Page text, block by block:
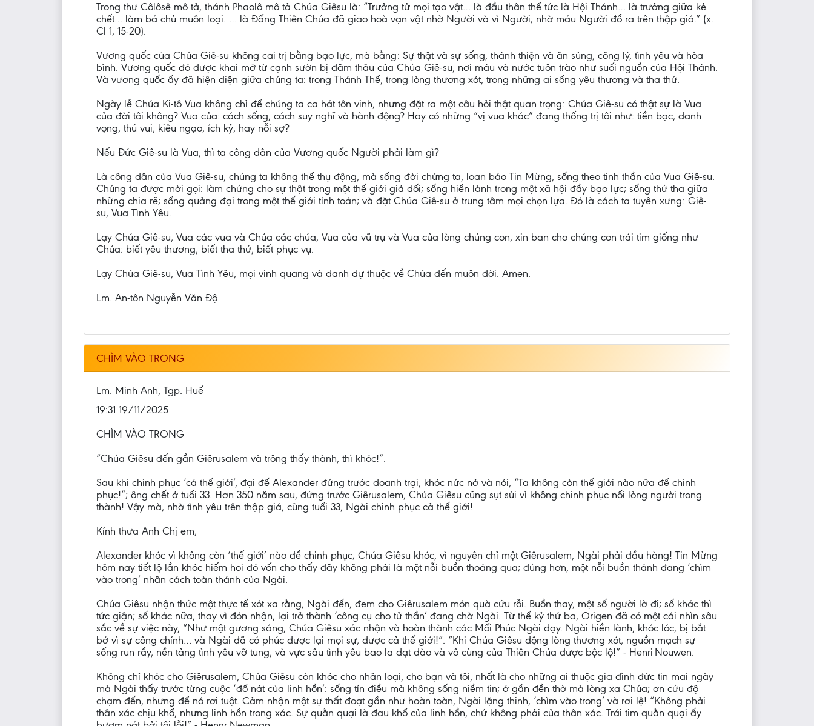
Trong thư Côlôsê mô tả, thánh Phaolô mô tả Chúa Giêsu là: “Trưởng tử mọi tạo vật… là đầu thân thể tức là Hội Thánh… là trưởng giữa kẻ
chết… làm bá chủ muôn loại. … là Đấng Thiên Chúa đã giao hoà vạn vật nhờ Người và vì Người; nhờ máu Người đổ ra trên thập giá.” (x.
Cl 1, 15-20).
Vương quốc của Chúa Giê-su không cai trị bằng bạo lực, mà bằng: Sự thật và sự sống, thánh thiện và ân sủng, công lý, tình yêu và hòa
bình. Vương quốc đó được khai mở từ cạnh sườn bị đâm thâu của Chúa Giê-su, nơi máu và nước tuôn trào như suối nguồn của Hội Thánh.
Và vương quốc ấy đã hiện diện giữa chúng ta: trong Thánh Thể, trong lòng thương xót, trong những ai sống yêu thương và tha thứ.
Ngày lễ Chúa Ki-tô Vua không chỉ để chúng ta ca hát tôn vinh, nhưng đặt ra một câu hỏi thật quan trọng: Chúa Giê-su có thật sự là Vua
của đời tôi không? Vua của: cách sống, cách suy nghĩ và hành động? Hay có những “vị vua khác” đang thống trị tôi như: tiền bạc, danh
vọng, thú vui, kiêu ngạo, ích kỷ, hay nỗi sợ?
Nếu Đức Giê-su là Vua, thì ta công dân của Vương quốc Người phải làm gì?
Là công dân của Vua Giê-su, chúng ta không thể thụ động, mà sống đời chứng ta, loan báo Tin Mừng, sống theo tinh thần của Vua Giê-su.
Chúng ta được mời gọi: làm chứng cho sự thật trong một thế giới giả dối; sống hiền lành trong một xã hội đầy bạo lực; sống thứ tha giữa
những chia rẽ; sống quảng đại trong một thế giới tính toán; và đặt Chúa Giê-su ở trung tâm mọi chọn lựa. Đó là cách ta tuyên xưng: Giê-
su, Vua Tình Yêu.
Lạy Chúa Giê-su, Vua các vua và Chúa các chúa, Vua của vũ trụ và Vua của lòng chúng con, xin ban cho chúng con trái tim giống như
Chúa: biết yêu thương, biết tha thứ, biết phục vụ.
Lạy Chúa Giê-su, Vua Tình Yêu, mọi vinh quang và danh dự thuộc về Chúa đến muôn đời. Amen.
Lm. An-tôn Nguyễn Văn Độ
CHÌM VÀO TRONG
Lm. Minh Anh, Tgp. Huế
19:31 19/11/2025
CHÌM VÀO TRONG
“Chúa Giêsu đến gần Giêrusalem và trông thấy thành, thì khóc!”.
Sau khi chinh phục ‘cả thế giới’, đại đế Alexander đứng trước doanh trại, khóc nức nở và nói, “Ta không còn thế giới nào nữa để chinh
phục!”; ông chết ở tuổi 33. Hơn 350 năm sau, đứng trước Giêrusalem, Chúa Giêsu cũng sụt sùi vì không chinh phục nổi lòng người trong
thành! Vậy mà, nhờ tình yêu trên thập giá, cũng tuổi 33, Ngài chinh phục cả thế giới!
Kính thưa Anh Chị em,
Alexander khóc vì không còn ‘thế giới’ nào để chinh phục; Chúa Giêsu khóc, vì nguyên chỉ một Giêrusalem, Ngài phải đầu hàng! Tin Mừng
hôm nay tiết lộ lần khóc hiếm hoi đó vốn cho thấy đây không phải là một nỗi buồn thoáng qua; đúng hơn, một nỗi buồn thánh đang ‘chìm
vào trong’ nhân cách toàn thánh của Ngài.
Chúa Giêsu nhận thức một thực tế xót xa rằng, Ngài đến, đem cho Giêrusalem món quà cứu rỗi. Buồn thay, một số người lờ đi; số khác thì
tức giận; số khác nữa, thay vì đón nhận, lại trở thành ‘công cụ cho tử thần’ đang chờ Ngài. Từ thế kỷ thứ ba, Origen đã có một cái nhìn sâu
sắc về sự việc này, “Như một gương sáng, Chúa Giêsu xác nhận và hoàn thành các Mối Phúc Ngài dạy. Ngài hiền lành, khóc lóc, bị bắt
bớ vì sự công chính… và Ngài đã có phúc được lại mọi sự, được cả thế giới!”. “Khi Chúa Giêsu động lòng thương xót, nguồn mạch sự
sống run rẩy, nền tảng tình yêu vỡ tung, và vực sâu tình yêu bao la dạt dào và vô cùng của Thiên Chúa được bộc lộ!” - Henri Nouwen.
Không chỉ khóc cho Giêrusalem, Chúa Giêsu còn khóc cho nhân loại, cho bạn và tôi, nhất là cho những ai thuộc gia đình đức tin mai ngày
mà Ngài thấy trước từng cuộc ‘đổ nát của linh hồn’: sống tín điều mà không sống niềm tin; ở gần đền thờ mà lòng xa Chúa; ơn cứu độ
chạm đến, nhưng để nó rơi tuột. Cảm nhận một sự thất đoạt gần như hoàn toàn, Ngài lặng thinh, ‘chìm vào trong’ và rơi lệ! “Không phải
thân xác chịu khổ, nhưng linh hồn trong xác. Sự quằn quại là đau khổ của linh hồn, chứ không phải của thân xác. Trái tim quằn quại ấy